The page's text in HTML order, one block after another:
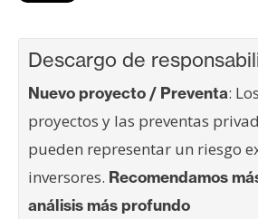
B
i
c
o
i
n
Descargo de
Nuevo proyecto / Preventa:
proyectos y las preventas
pueden representar un riesgo
inversores. Recomendamos
análisis más profundo